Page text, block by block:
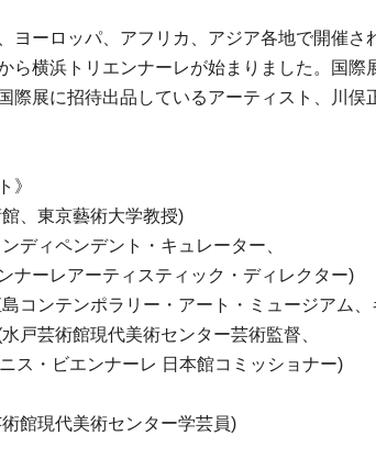
ヨーロッパ、アフリカ、アジア各地で開催
ら横浜トリエンナーレが始まりました。国
際展に招待出品しているアーティスト、川
》
、東京藝術大学教授)
ディペンデント・キュレーター、
ナーレアーティスティック・ディレクター)
コンテンポラリー・アート・ミュージアム
戸芸術館現代美術センター芸術監督、
ス・ビエンナーレ 日本館コミッショナー)
館現代美術センター学芸員)